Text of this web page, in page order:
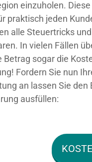
einzuholen. Diese
praktisch jeden
alle Steuertricks
In vielen Fällen
Betrag sogar die
Fordern Sie nun
an lassen Sie den
ausfüllen: